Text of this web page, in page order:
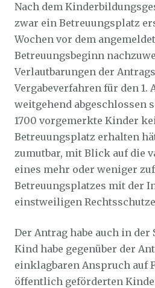
Nach dem
zwar ein Betreuungsplatz
Wochen vor dem
Betreuungsbeginn
Verlautbarungen der
Vergabeverfahren für den 1.
weitgehend abgeschlossen
1700 vorgemerkte Kinder
Betreuungsplatz erhalten
zumutbar, mit Blick auf die
eines mehr oder weniger
Betreuungsplatzes mit der
einstweiligen
Der Antrag habe auch in der
Kind habe gegenüber der
einklagbaren Anspruch auf
öffentlich geförderten